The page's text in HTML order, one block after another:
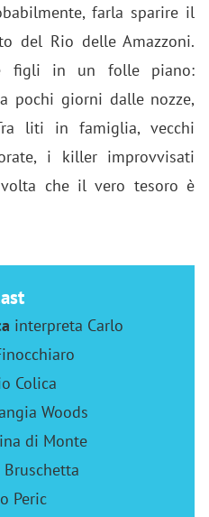
farla sparire il
del Rio delle Amazzoni.
figli in un folle piano:
pochi giorni dalle nozze,
liti in famiglia, vecchi
i killer improvvisati
che il vero tesoro è
interpreta Carlo
Colica
Woods
di Monte
Peric